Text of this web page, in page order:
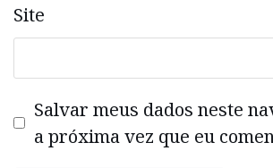
Site
Salvar meus dados neste
a próxima vez que eu